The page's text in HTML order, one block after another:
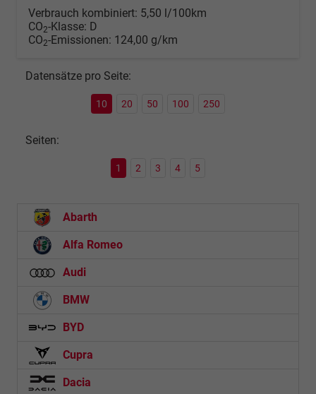
Verbrauch kombiniert: 5,50 l/100km
CO2-Klasse: D
CO2-Emissionen: 124,00 g/km
Datensätze pro Seite:
10 20 50 100 250
Seiten:
1 2 3 4 5
Abarth
Alfa Romeo
Audi
BMW
BYD
Cupra
Dacia